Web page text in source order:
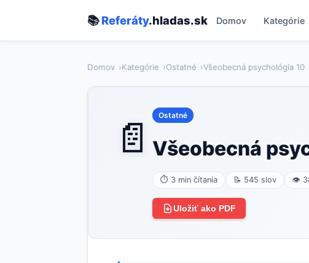
📚Referáty.hladas.sk Domov Kategórie
Domov Kategórie Ostatné Všeobecná psychológia 10
📄 Ostatné
Všeobecná
⏱ 3 min čítania 📝 545 slov 👁
Uložiť ako PDF